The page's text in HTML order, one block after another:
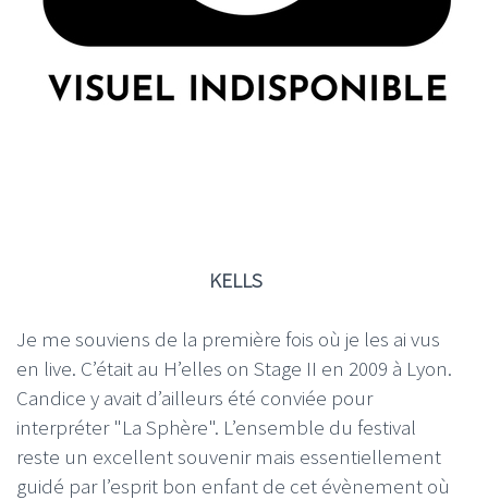
KELLS
Je me souviens de la première fois où je les ai vus
en live. C’était au H’elles on Stage II en 2009 à Lyon.
Candice y avait d’ailleurs été conviée pour
interpréter "La Sphère". L’ensemble du festival
reste un excellent souvenir mais essentiellement
guidé par l’esprit bon enfant de cet évènement où